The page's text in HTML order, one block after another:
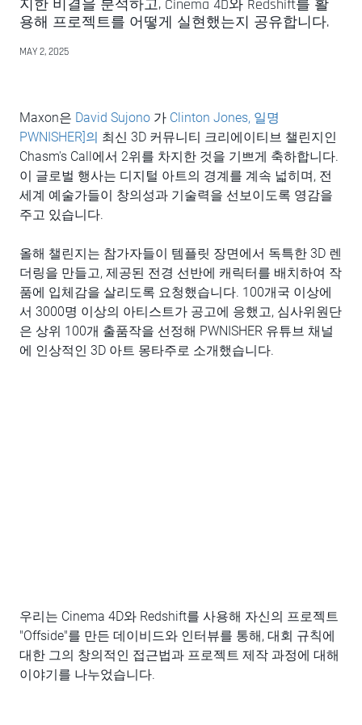
지한 비결을 분석하고, Cinema 4D와 Redshift를 활
용해 프로젝트를 어떻게 실현했는지 공유합니다.
MAY 2, 2025
Maxon은 David Sujono 가 Clinton Jones, 일명
PWNISHER]의 최신 3D 커뮤니티 크리에이티브 챌린지인
Chasm's Call에서 2위를 차지한 것을 기쁘게 축하합니다.
이 글로벌 행사는 디지털 아트의 경계를 계속 넓히며, 전
세계 예술가들이 창의성과 기술력을 선보이도록 영감을
주고 있습니다.
올해 챌린지는 참가자들이 템플릿 장면에서 독특한 3D 렌
더링을 만들고, 제공된 전경 선반에 캐릭터를 배치하여 작
품에 입체감을 살리도록 요청했습니다. 100개국 이상에
서 3000명 이상의 아티스트가 공고에 응했고, 심사위원단
은 상위 100개 출품작을 선정해 PWNISHER 유튜브 채널
에 인상적인 3D 아트 몽타주로 소개했습니다.
우리는 Cinema 4D와 Redshift를 사용해 자신의 프로젝트
"Offside"를 만든 데이비드와 인터뷰를 통해, 대회 규칙에
대한 그의 창의적인 접근법과 프로젝트 제작 과정에 대해
이야기를 나누었습니다.